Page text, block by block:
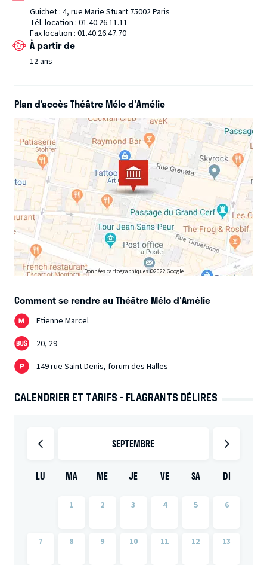
Guichet : 4, rue Marie Stuart 75002 Paris
Tél. location : 01.40.26.11.11
Fax location : 01.40.26.47.70
À partir de
12 ans
Plan d’accès Théâtre Mélo d'Amélie
Données cartographiques ©2022 Google
Comment se rendre au Théâtre Mélo d'Amélie
Etienne Marcel
20, 29
149 rue Saint Denis, forum des Halles
CALENDRIER ET TARIFS - FLAGRANTS DÉLIRES
SEPTEMBRE
LU MA ME JE VE SA DI
1 2 3 4 5 6
7 8 9 10 11 12 13